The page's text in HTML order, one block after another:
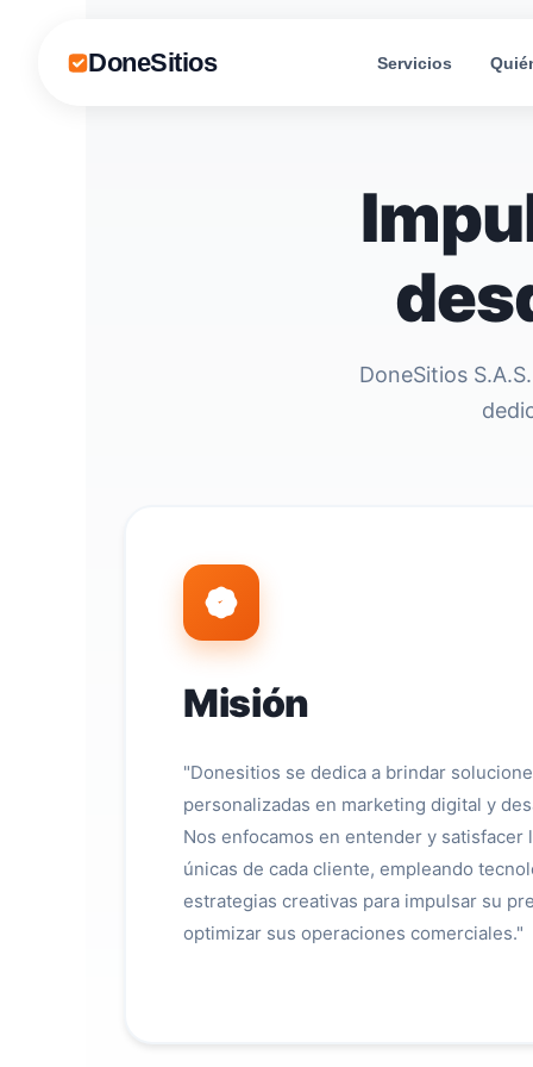
DoneSitios Servicios
DoneSitios
Misión
"Donesitios se dedica a brindar
personalizadas en marketing digital y
Nos enfocamos en entender y satisfacer
únicas de cada cliente, empleando
estrategias creativas para impulsar su
optimizar sus operaciones comerciales."